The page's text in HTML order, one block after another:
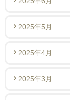
2025年5月
2025年4月
2025年3月